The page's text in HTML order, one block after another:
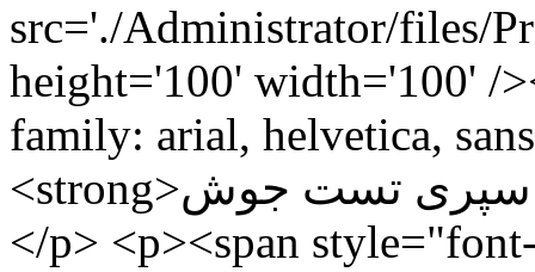
src='./Administrator/files/
height='100' width='100' /
family: arial, helvetica,
<strong>اسپری تست جوش DMS<br /></strong></span>
</p> <p><span